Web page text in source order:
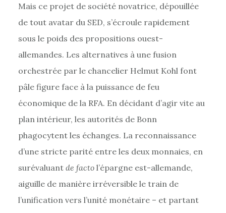
Mais ce projet de société novatrice, dépouillée
de tout avatar du SED, s’écroule rapidement
sous le poids des propositions ouest-
allemandes. Les alternatives à une fusion
orchestrée par le chancelier Helmut Kohl font
pâle figure face à la puissance de feu
économique de la RFA. En décidant d’agir vite au
plan intérieur, les autorités de Bonn
phagocytent les échanges. La reconnaissance
d’une stricte parité entre les deux monnaies, en
surévaluant de factol’épargne est-allemande,
aiguille de manière irréversible le train de
l’unification vers l’unité monétaire – et partant